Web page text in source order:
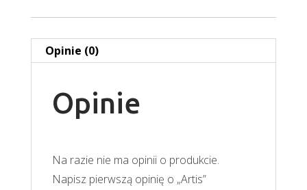
Opinie (0)
Opinie
Na razie nie ma opinii o produkcie.
Napisz pierwszą opinię o „Artis”